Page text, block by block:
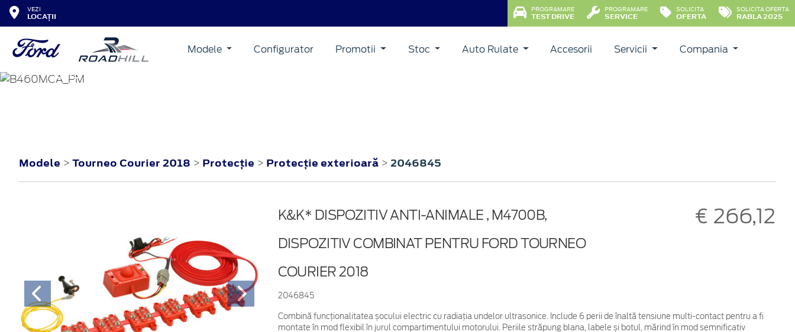
VEZI
LOCAȚII
PROGRAMARE
TEST DRIVE
PROGRAMARE
SERVICE
SOLICITA
OFERTA
SOLICITA OFERTA
RABLA 2025
Modele Configurator Promotii Stoc Auto Rulate Accesorii Servicii Compania
TOURNEO COURIER
Modele > Tourneo Courier 2018 > Protecţie > Protecţie exterioară > 2046845
K&K* DISPOZITIV ANTI-ANIMALE , M4700B,
DISPOZITIV COMBINAT PENTRU FORD TOURNEO
COURIER 2018
2046845
€ 266,12
Combină funcționalitatea șocului electric cu radiația undelor ultrasonice. Include 6 perii de înaltă tensiune multi-contact pentru a fi
montate în mod flexibil în jurul compartimentului motorului. Periile străpung blana, labele și botul, mărind în mod semnificativ